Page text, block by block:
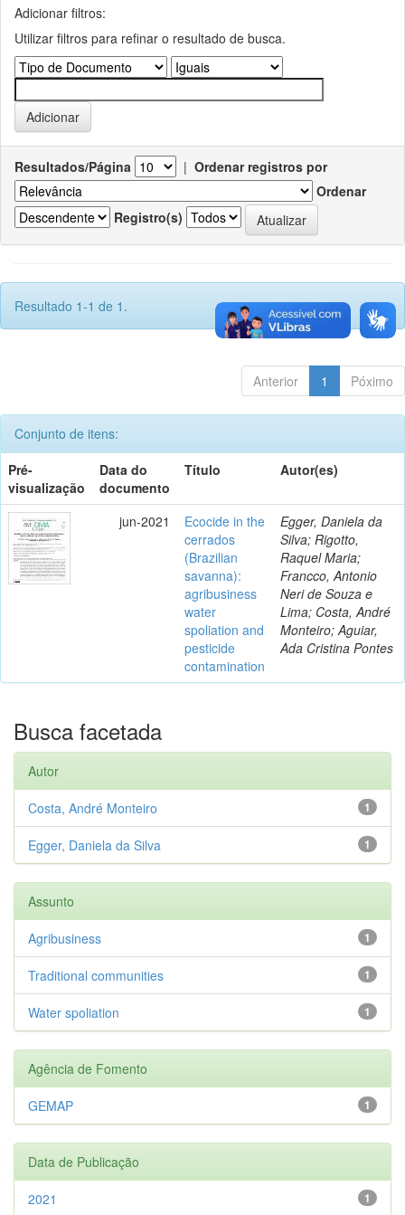
Adicionar filtros:
Utilizar filtros para refinar o resultado de busca.
Resultados/Página | Ordenar registros por
Ordenar
Registro(s)
Resultado 1-1 de 1.
Anterior 1 Póximo
Conjunto de itens:
Pré-
visualização
Data do
documento
Título Autor(es)
jun-2021
Ecocide in the
cerrados
(Brazilian
savanna):
agribusiness
water
spoliation and
pesticide
contamination
Egger, Daniela da
Silva; Rigotto,
Raquel Maria;
Francco, Antonio
Neri de Souza e
Lima; Costa, André
Monteiro; Aguiar,
Ada Cristina Pontes
Busca facetada
Autor
1
Costa, André Monteiro
1
Egger, Daniela da Silva
Assunto
1
Agribusiness
1
Traditional communities
1
Water spoliation
Agência de Fomento
1
GEMAP
Data de Publicação
1
2021